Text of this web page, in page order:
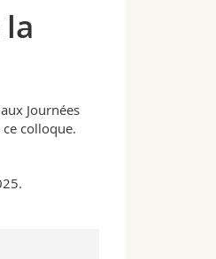
Journées
colloque.